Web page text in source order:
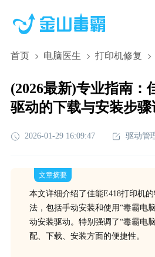
首页 电脑医生 打印机修复
(2026最新)专业指南：
驱动的下载与安装步骤
2026-01-29 16:09:47 驱动管
文章摘要
本文详细介绍了佳能E418打印机
法，包括手动安装和使用“毒霸电
动安装驱动。特别强调了“毒霸电
配、下载、安装方面的便捷性。